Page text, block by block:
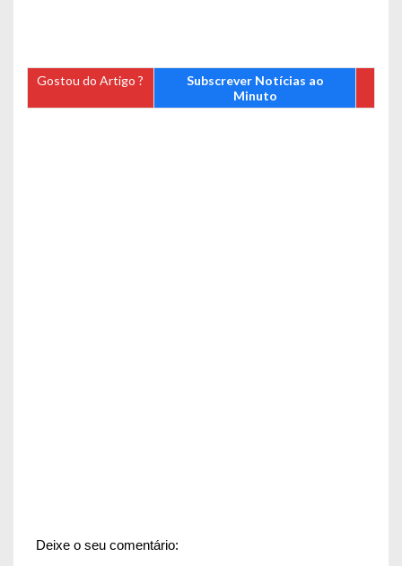
Gostou do Artigo ?
Subscrever Notícias ao
Minuto
Deixe o seu comentário: